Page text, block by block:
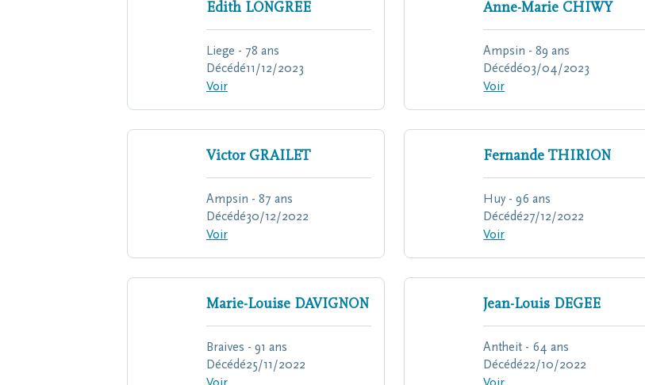
Edith LONGREE
Liege - 78 ans
Décédé11/12/2023
Voir
Anne-Marie CHIWY
Ampsin - 89 ans
Décédé03/04/2023
Voir
Victor GRAILET
Ampsin - 87 ans
Décédé30/12/2022
Voir
Fernande THIRION
Huy - 96 ans
Décédé27/12/2022
Voir
Marie-Louise DAVIGNON
Braives - 91 ans
Décédé25/11/2022
Jean-Louis DEGEE
Antheit - 64 ans
Décédé22/10/2022